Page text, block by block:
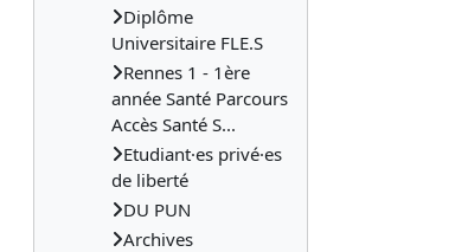
Diplôme
Universitaire FLE.S
Rennes 1 - 1ère
année Santé Parcours
Accès Santé S...
Etudiant·es privé·es
de liberté
DU PUN
Archives